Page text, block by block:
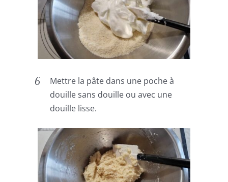
Mettre la pâte dans une poche à
douille sans douille ou avec une
douille lisse.